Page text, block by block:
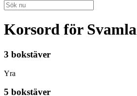
Korsord för Svamla
3 bokstäver
Yra
5 bokstäver